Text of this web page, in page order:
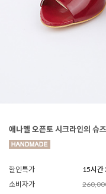
애나멜 오픈토 시크라인의 슈즈
할인특가
15시간
소비자가